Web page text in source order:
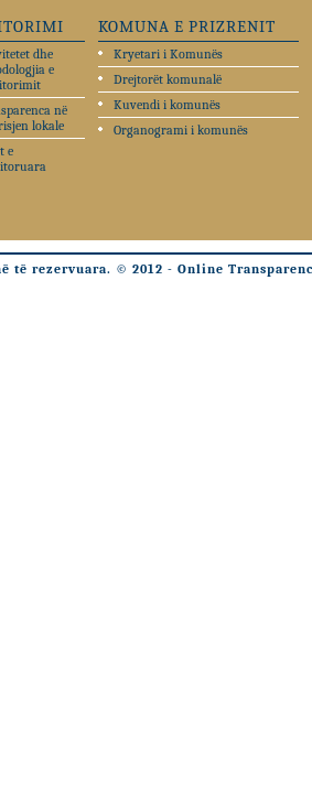
dhe
e
në
lokale
e
KOMUNA E PRIZRENIT
Kryetari i Komunës
Drejtorët komunalë
Kuvendi i komunës
Organogrami i komunës
të rezervuara. © 2012 - Online